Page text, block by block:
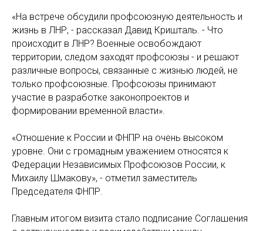
«На встрече обсудили профсоюзную деятельность и
жизнь в ЛНР, - рассказал Давид Кришталь. - Что
происходит в ЛНР? Военные освобождают
территории, следом заходят профсоюзы - и решают
различные вопросы, связанные с жизнью людей, не
только профсоюзные. Профсоюзы принимают
участие в разработке законопроектов и
формировании временной власти».
«Отношение к России и ФНПР на очень высоком
уровне. Они с громадным уважением относятся к
Федерации Независимых Профсоюзов России, к
Михаилу Шмакову», - отметил заместитель
Председателя ФНПР.
Главным итогом визита стало подписание Соглашения